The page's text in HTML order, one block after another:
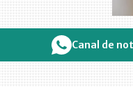
Canal de